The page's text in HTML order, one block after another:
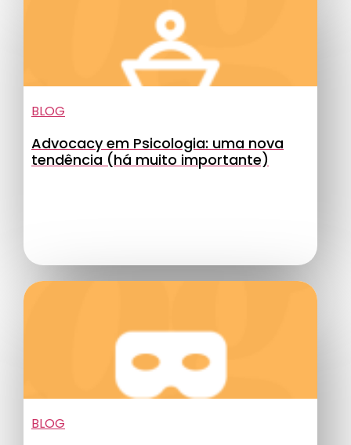
BLOG
Advocacy em Psicologia: uma nova
tendência (há muito importante)
BLOG